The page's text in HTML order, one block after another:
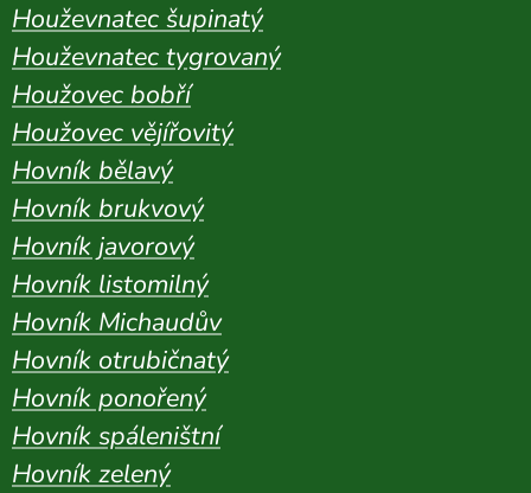
Houževnatec šupinatý
Houževnatec tygrovaný
Houžovec bobří
Houžovec vějířovitý
Hovník bělavý
Hovník brukvový
Hovník javorový
Hovník listomilný
Hovník Michaudův
Hovník otrubičnatý
Hovník ponořený
Hovník spáleništní
Hovník zelený